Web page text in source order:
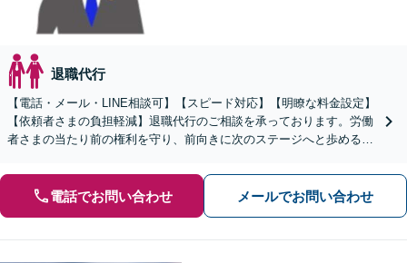
退職代行
【電話・メール・LINE相談可】【スピード対応】【明瞭な料金設定】
【依頼者さまの負担軽減】退職代行のご相談を承っております。労働
者さまの当たり前の権利を守り、前向きに次のステージへと歩めるよ
電話でお問い合わせ メールでお問い合わせ